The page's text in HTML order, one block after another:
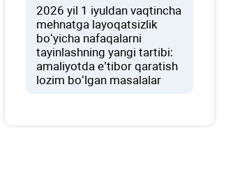
2026 yil 1 iyuldan vaqtincha
mehnatga layoqatsizlik
boʻyicha nafaqalarni
tayinlashning yangi tartibi:
amaliyotda e’tibor qaratish
lozim boʻlgan masalalar